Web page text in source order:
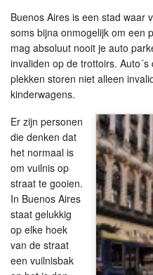
Buenos Aires is een stad waar
soms bijna onmogelijk om een
mag absoluut nooit je auto
invaliden op de trottoirs.
plekken storen niet alleen
kinderwagens.
Er zijn personen
die denken dat
het normaal is
om vuilnis op
straat te gooien.
In Buenos Aires
staat gelukkig
op elke hoek
van de straat
een vuilnisbak